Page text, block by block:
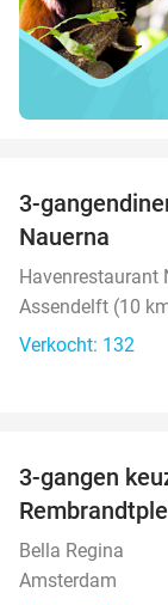
3-
Nauerna
Havenrestaurant
Assendelft (10
Verkocht: 132
3-gangen
Bella Regina
Amsterdam